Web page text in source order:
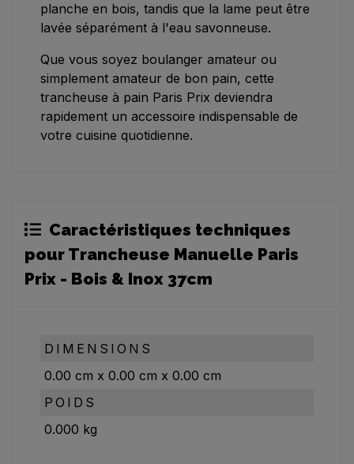
planche en bois, tandis que la lame peut être
lavée séparément à l'eau savonneuse.
Que vous soyez boulanger amateur ou
simplement amateur de bon pain, cette
trancheuse à pain Paris Prix deviendra
rapidement un accessoire indispensable de
votre cuisine quotidienne.
Caractéristiques techniques
pour Trancheuse Manuelle Paris
Prix - Bois & Inox 37cm
DIMENSIONS
0.00 cm x 0.00 cm x 0.00 cm
POIDS
0.000 kg